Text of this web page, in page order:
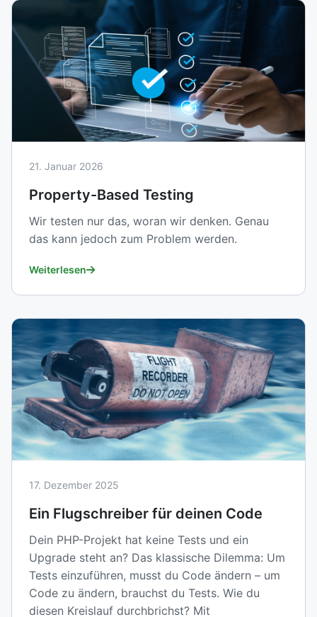
21. Januar 2026
Property-Based Testing
Wir testen nur das, woran wir denken. Genau
das kann jedoch zum Problem werden.
Weiterlesen
17. Dezember 2025
Ein Flugschreiber für deinen Code
Dein PHP-Projekt hat keine Tests und ein
Upgrade steht an? Das klassische Dilemma: Um
Tests einzuführen, musst du Code ändern – um
Code zu ändern, brauchst du Tests. Wie du
diesen Kreislauf durchbrichst? Mit